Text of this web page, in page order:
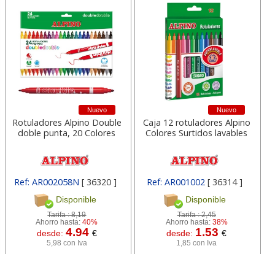
Nuevo
Rotuladores Alpino Double
doble punta, 20 Colores
Ref: AR002058N [ 36320 ]
Disponible
Tarifa :8,19
Ahorro hasta:40%
desde: 4.94 €
5,98 con Iva
Nuevo
Caja 12 rotuladores Alpino
Colores Surtidos lavables
Ref: AR001002[ 36314 ]
Disponible
Tarifa :2,45
Ahorro hasta: 38%
desde: 1.53€
1,85 con Iva